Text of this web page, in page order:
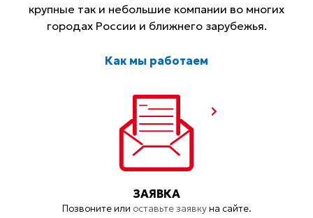
крупные так и небольшие компании во многих
городах России и ближнего зарубежья.
Как мы работаем
ЗАЯВКА
Позвоните или оставьте заявкуна сайте.